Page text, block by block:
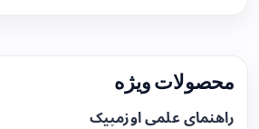
محصولات ویژه
راهنمای علمی اوزمپیک